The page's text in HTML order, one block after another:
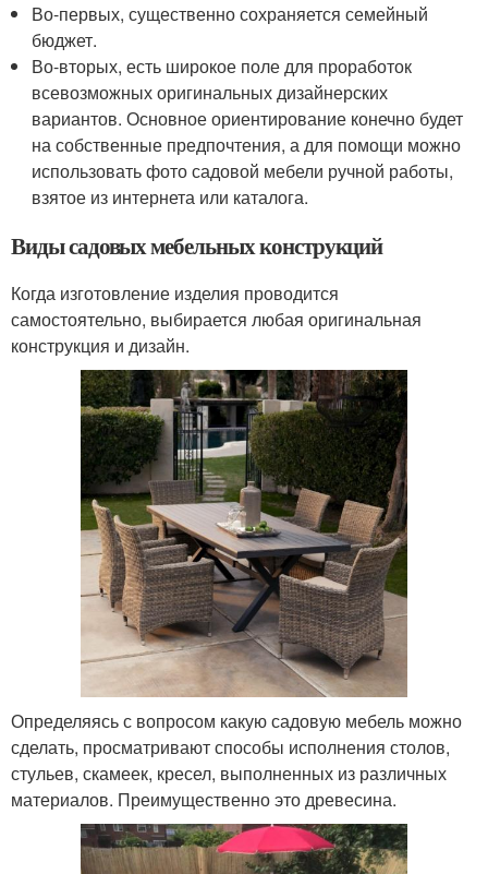
Во-первых, существенно сохраняется семейный
бюджет.
Во-вторых, есть широкое поле для проработок
всевозможных оригинальных дизайнерских
вариантов. Основное ориентирование конечно будет
на собственные предпочтения, а для помощи можно
использовать фото садовой мебели ручной работы,
взятое из интернета или каталога.
Виды садовых мебельных конструкций
Когда изготовление изделия проводится
самостоятельно, выбирается любая оригинальная
конструкция и дизайн.
Определяясь с вопросом какую садовую мебель можно
сделать, просматривают способы исполнения столов,
стульев, скамеек, кресел, выполненных из различных
материалов. Преимущественно это древесина.